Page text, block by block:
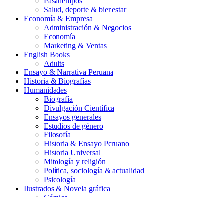
Salud, deporte & bienestar
Economía & Empresa
Administración & Negocios
Economía
Marketing & Ventas
English Books
Adults
Ensayo & Narrativa Peruana
Historia & Biografías
Humanidades
Biografía
Divulgación Científica
Ensayos generales
Estudios de género
Filosofía
Historia & Ensayo Peruano
Historia Universal
Mitología y religión
Política, sociología & actualidad
Psicología
Ilustrados & Novela gráfica